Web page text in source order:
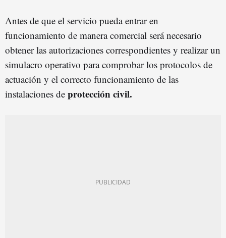
Antes de que el servicio pueda entrar en
funcionamiento de manera comercial será necesario
obtener las autorizaciones correspondientes y realizar un
simulacro operativo para comprobar los protocolos de
actuación y el correcto funcionamiento de las
instalaciones de protección civil.